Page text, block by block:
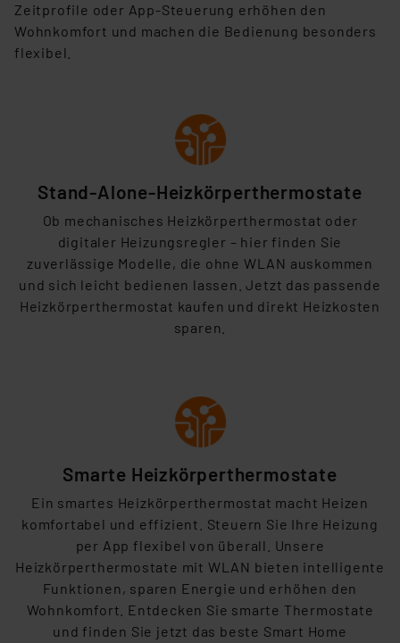
Zeitprofile oder App-Steuerung erhöhen den
Wohnkomfort und machen die Bedienung besonders
flexibel.
Stand-Alone-Heizkörperthermostate
Ob mechanisches Heizkörperthermostat oder
digitaler Heizungsregler – hier finden Sie
zuverlässige Modelle, die ohne WLAN auskommen
und sich leicht bedienen lassen. Jetzt das passende
Heizkörperthermostat kaufen und direkt Heizkosten
sparen.
Smarte Heizkörperthermostate
Ein smartes Heizkörperthermostat macht Heizen
komfortabel und effizient. Steuern Sie Ihre Heizung
per App flexibel von überall. Unsere
Heizkörperthermostate mit WLAN bieten intelligente
Funktionen, sparen Energie und erhöhen den
Wohnkomfort. Entdecken Sie smarte Thermostate
und finden Sie jetzt das beste Smart Home